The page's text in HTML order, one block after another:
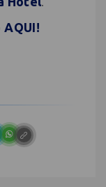
AQUI!